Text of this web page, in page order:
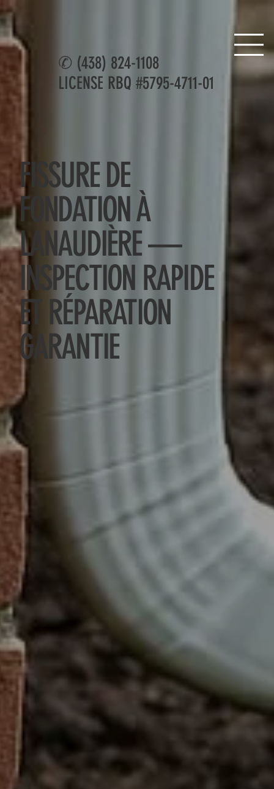
✆ (438) 824-1108
LICENSE RBQ #5795-4711-01
FISSURE DE
FONDATION À
LANAUDIÈRE —
INSPECTION RAPIDE
ET RÉPARATION
GARANTIE